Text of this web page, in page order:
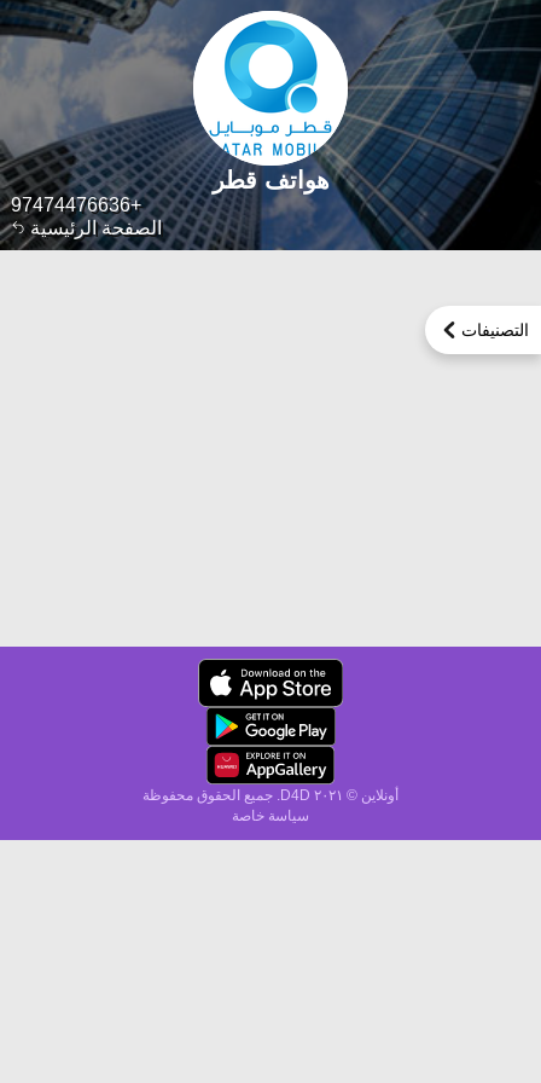
الصفحة الرئيسية
+97474476636
هواتف قطر
التصنيفات
أونلاين © ۲۰٢١ D4D. جميع الحقوق محفوظة
سياسة خاصة